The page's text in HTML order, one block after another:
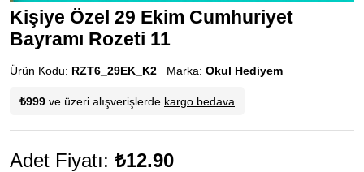
Kişiye Özel 29 Ekim Cumhuriyet
Bayramı Rozeti 11
Ürün Kodu: RZT6_29EK_K2 Marka: Okul Hediyem
₺999 ve üzeri alışverişlerde kargo bedava
Adet Fiyatı: ₺12.90